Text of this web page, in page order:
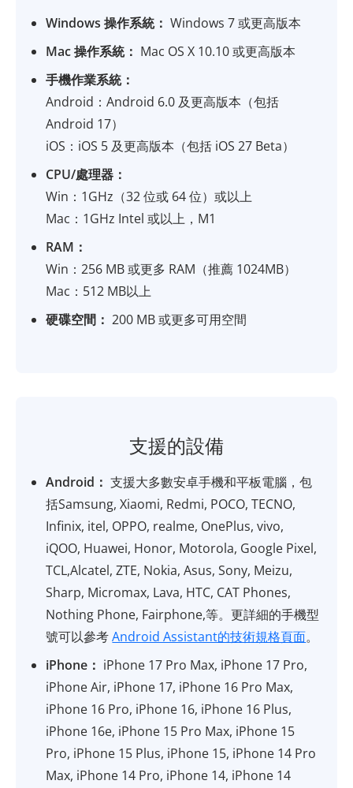
Windows 操作系統： Windows 7 或更高版本
Mac 操作系統： Mac OS X 10.10 或更高版本
手機作業系統：
Android：Android 6.0 及更高版本（包括
Android 17）
iOS：iOS 5 及更高版本（包括 iOS 27 Beta）
CPU/處理器：
Win：1GHz（32 位或 64 位）或以上
Mac：1GHz Intel 或以上，M1
RAM：
Win：256 MB 或更多 RAM（推薦 1024MB）
Mac：512 MB以上
硬碟空間： 200 MB 或更多可用空間
支援的設備
Android： 支援大多數安卓手機和平板電腦，包
括Samsung, Xiaomi, Redmi, POCO, TECNO,
Infinix, itel, OPPO, realme, OnePlus, vivo,
iQOO, Huawei, Honor, Motorola, Google Pixel,
TCL,Alcatel, ZTE, Nokia, Asus, Sony, Meizu,
Sharp, Micromax, Lava, HTC, CAT Phones,
Nothing Phone, Fairphone,等。更詳細的手機型
號可以參考Android Assistant的技術規格頁面。
iPhone： iPhone 17 Pro Max, iPhone 17 Pro,
iPhone Air, iPhone 17, iPhone 16 Pro Max,
iPhone 16 Pro, iPhone 16, iPhone 16 Plus,
iPhone 16e, iPhone 15 Pro Max, iPhone 15
Pro, iPhone 15 Plus, iPhone 15, iPhone 14 Pro
Max, iPhone 14 Pro, iPhone 14, iPhone 14